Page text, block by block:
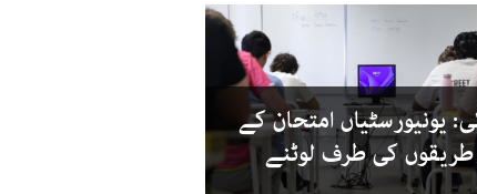
یونیورسٹیاں امتحان کے
طریقوں کی طرف لوٹنے